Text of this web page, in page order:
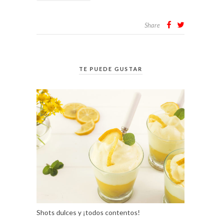
Share
TE PUEDE GUSTAR
Shots dulces y ¡todos contentos!